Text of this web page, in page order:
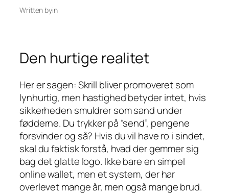
Written byin
Den hurtige realitet
Her er sagen: Skrill bliver promoveret som
lynhurtig, men hastighed betyder intet, hvis
sikkerheden smuldrer som sand under
fødderne. Du trykker på “send”, pengene
forsvinder og så? Hvis du vil have ro i sindet,
skal du faktisk forstå, hvad der gemmer sig
bag det glatte logo. Ikke bare en simpel
online wallet, men et system, der har
overlevet mange år, men også mange brud.